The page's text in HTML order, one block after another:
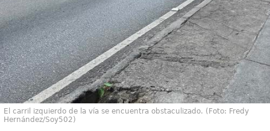
El carril izquierdo de la vía se encuentra obstaculizado. (Foto: Fredy
Hernández/Soy502)